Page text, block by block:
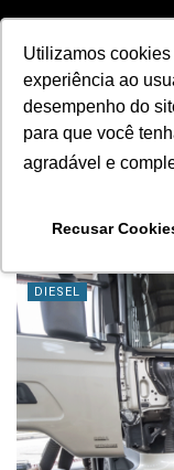
Utilizamos
experiência ao
desempenho do
para que você
agradável e
Recusar
Home Tag Teste da
Tag:Teste da
5 testes
do caminhão
6
DIESEL